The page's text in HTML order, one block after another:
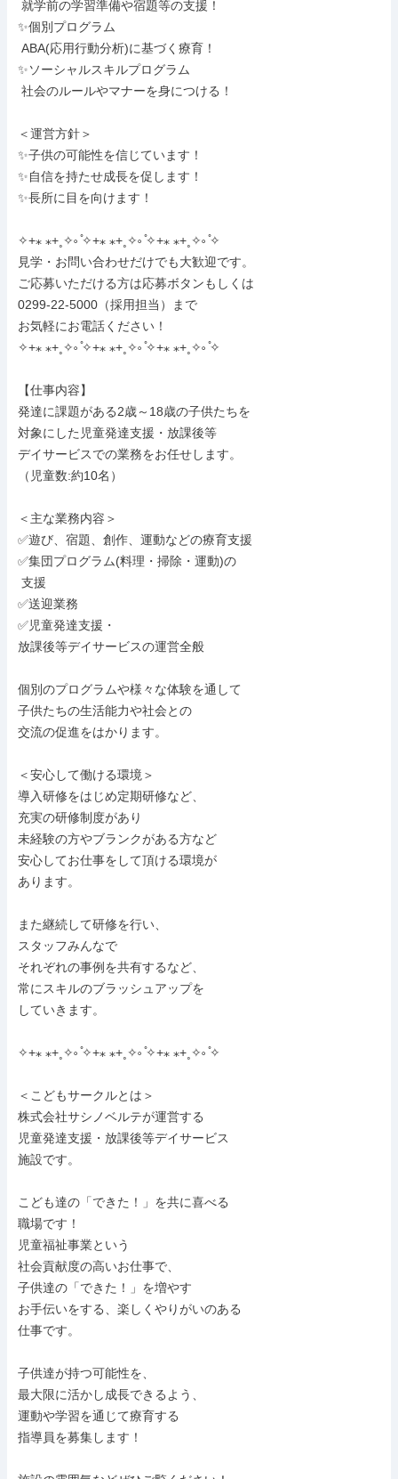
✨個別プログラム
✨ソーシャルスキルプログラム
＜運営方針＞
✨子供の可能性を信じています！
✨自信を持たせ成長を促します！
✨長所に目を向けます！
✧+⁎ ⁎+˳✧༚ ̊✧+⁎ ⁎+˳✧༚ ̊✧+⁎ ⁎+˳✧༚ ̊✧
見学・お問い合わせだけでも大歓迎です。
ご応募いただける方は応募ボタンもしくは
0299-22-5000（採用担当）まで
お気軽にお電話ください！
✧+⁎ ⁎+˳✧༚ ̊✧+⁎ ⁎+˳✧༚ ̊✧+⁎ ⁎+˳✧༚ ̊✧
【仕事内容】
発達に課題がある2歳～18歳の子供たちを
対象にした児童発達支援・放課後等
デイサービスでの業務をお任せします。
（児童数:約10名）
＜主な業務内容＞
✅遊び、宿題、創作、運動などの療育支援
✅集団プログラム(料理・掃除・運動)の
✅送迎業務
✅児童発達支援・
放課後等デイサービスの運営全般
個別のプログラムや様々な体験を通して
子供たちの生活能力や社会との
交流の促進をはかります。
＜安心して働ける環境＞
導入研修をはじめ定期研修など、
充実の研修制度があり
未経験の方やブランクがある方など
安心してお仕事をして頂ける環境が
あります。
また継続して研修を行い、
スタッフみんなで
それぞれの事例を共有するなど、
常にスキルのブラッシュアップを
していきます。
✧+⁎ ⁎+˳✧༚ ̊✧+⁎ ⁎+˳✧༚ ̊✧+⁎ ⁎+˳✧༚ ̊✧
＜こどもサークルとは＞
株式会社サシノベルテが運営する
児童発達支援・放課後等デイサービス
施設です。
こども達の「できた！」を共に喜べる
職場です！
児童福祉事業という
社会貢献度の高いお仕事で、
子供達の「できた！」を増やす
お手伝いをする、楽しくやりがいのある
仕事です。
子供達が持つ可能性を、
最大限に活かし成長できるよう、
運動や学習を通じて療育する
指導員を募集します！